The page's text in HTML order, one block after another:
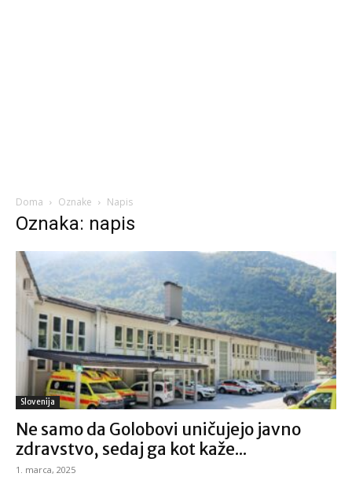
Doma Oznake Napis
Oznaka: napis
Slovenija
Ne samo da Golobovi uničujejo javno
zdravstvo, sedaj ga kot kaže...
1. marca, 2025